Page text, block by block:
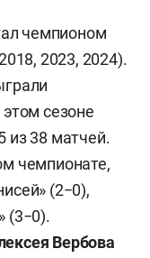
чемпионом
2023, 2024).
сезоне
из 38 матчей.
чемпионате,
(2−0),
(3−0).
Вербова